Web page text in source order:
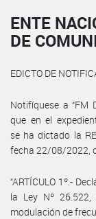
ENTE
DE
EDICTO DE
Notifíquese a “FM
que en el
se ha dictado la
fecha 22/08/2022,
“ARTÍCULO 1º.-
la Ley Nº
modulación de